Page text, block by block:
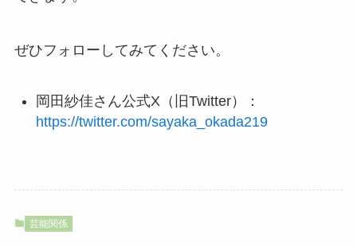
ぜひフォローしてみてください。
岡田紗佳さん公式X（旧Twitter）：
https://twitter.com/sayaka_okada219
芸能関係